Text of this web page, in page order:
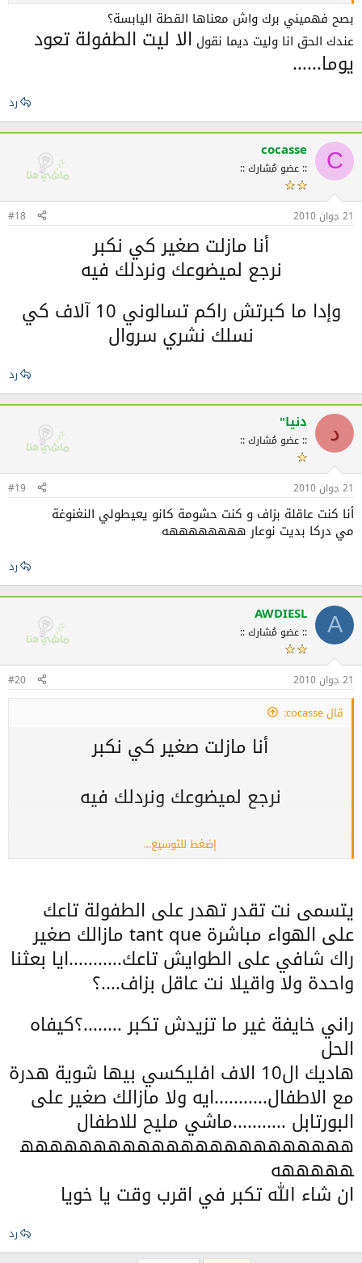
ايييييييه كي نتفكر نقعد غير نقول كون يرجعو دوك الايامات
بصح فهميني برك واش معناها القطة اليابسة؟
عندك الحق انا وليت ديما نقول الا ليت الطفولة تعود
يوما......
رد
C
cocasse
:: عضو مُشارك ::
21 جوان 2010 #18
أنا مازلت صغير كي نكبر
نرجع لميضوعك ونردلك فيه
وإدا ما كبرتش راكم تسالوني 10 آلاف كي
نسلك نشري سروال
رد
د دنيا"
:: عضو مُشارك ::
21 جوان 2010 #19
أنا كنت عاقلة بزاف و كنت حشومة كانو يعيطولي النغنوغة
مي دركا بديت نوعار ههههههههه
رد
A
AWDIESL
:: عضو مُشارك ::
21 جوان 2010 #20
قال cocasse:
أنا مازلت صغير كي نكبر
نرجع لميضوعك ونردلك فيه
وإدا ما كبرتش راكم تسالوني 10 آلاف كي
نسلك نشري سروال
إضغط للتوسيع...
يتسمى نت تقدر تهدر على الطفولة تاعك
على الهواء مباشرة tant que مازالك صغير
راك شافي على الطوايش تاعك...........ايا بعثنا
واحدة ولا واقيلا نت عاقل بزاف....؟
راني خايفة غير ما تزيدش تكبر ........؟كيفاه
الحل
هاديك ال10 الاف افليكسي بيها شوية هدرة
مع الاطفال...........ايه ولا مازالك صغير على
البورتابل ...........ماشي مليح للاطفال
ههههههههههههههههههههههه
هههههه
ان شاء الله تكبر في اقرب وقت يا خويا
رد